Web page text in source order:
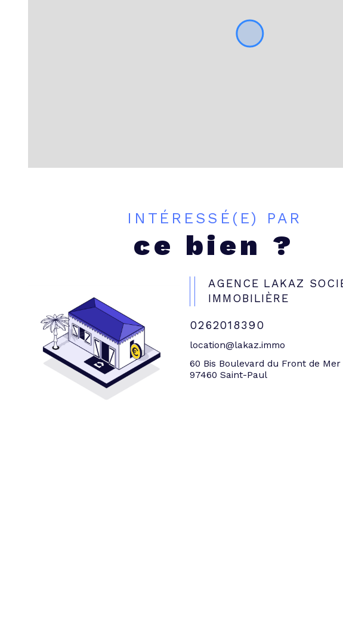
INTÉRESSÉ(E) PAR
ce bien ?
AGENCE LAKAZ
IMMOBILIÈRE
0262018390
location@lakaz.immo
60 Bis Boulevard du Front de Mer
97460 Saint-Paul